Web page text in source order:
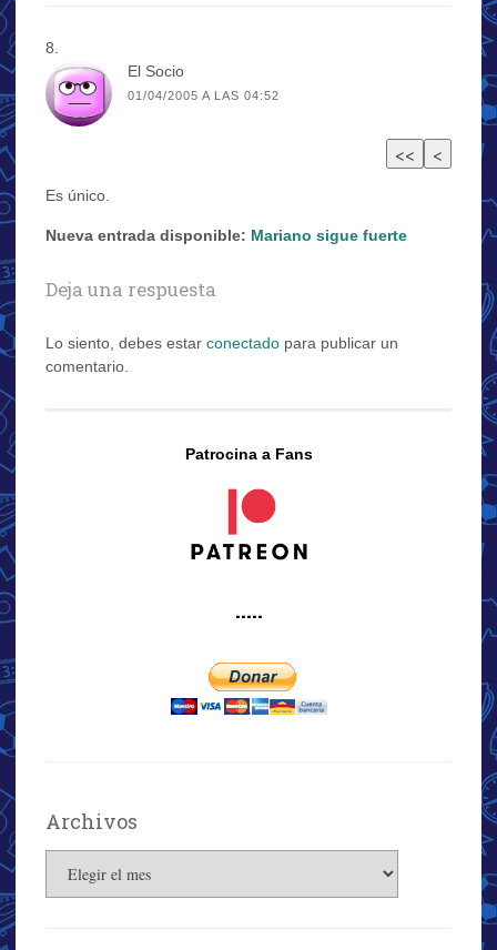
El Socio
01/04/2005 A LAS 04:52
Es único.
Nueva entrada disponible: Mariano sigue fuerte
Deja una respuesta
Lo siento, debes estar conectado para publicar un
comentario.
Patrocina a Fans
·····
Archivos